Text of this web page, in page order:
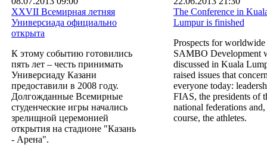
XXVII Всемирная летняя
Универсиада официально
открыта
К этому событию готовились
пять лет – честь принимать
Универсиаду Казани
предоставили в 2008 году.
Долгожданные Всемирные
студенческие игры начались
зрелищной церемонией
открытия на стадионе "Казань
- Арена".
The Conference in
Lumpur is finished
Prospects for worldwide
SAMBO Development
discussed in Kuala
raised issues that
everyone today:
FIAS, the presidents of
national federations
course, the athletes.